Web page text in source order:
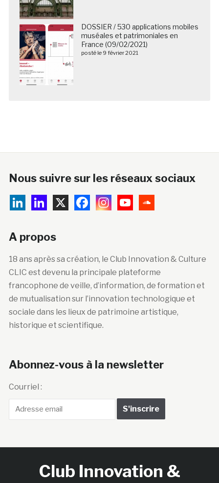
DOSSIER / 530 applications mobiles
muséales et patrimoniales en
France (09/02/2021)
posté le 9 février 2021
Nous suivre sur les réseaux sociaux
A propos
18 ans après sa création, le Club Innovation & Culture
CLIC est devenu la principale plateforme
francophone de veille, d’information, de formation et
de mutualisation sur l’innovation technologique et
sociale dans les lieux de patrimoine artistique,
historique et scientifique.
Abonnez-vous à la newsletter
Courriel :
Club Innovation &